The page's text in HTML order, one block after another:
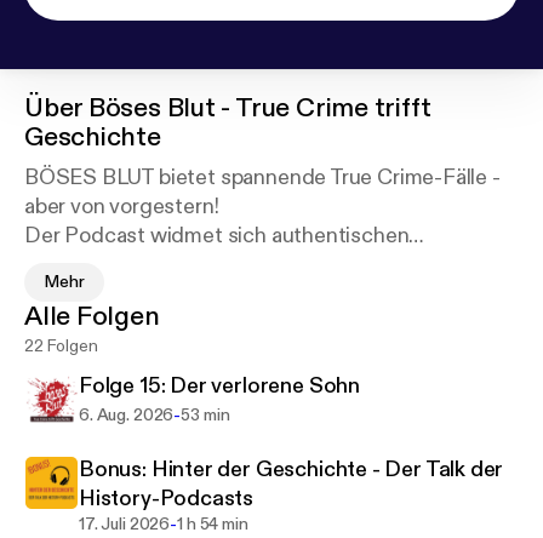
Über Böses Blut - True Crime trifft
Geschichte
BÖSES BLUT bietet spannende True Crime-Fälle -
aber von vorgestern!
Der Podcast widmet sich authentischen
Jahrhundert im deutschen Rechtsraum ereignet
haben. Dabei geht es nicht nur um die Taten selbst,
sondern auch um die Biografien der Beteiligten und
die Lebenswirklichkeit ihrer Zeit. Zudem blickt der
Podcast auf die historische Entwicklung der
Strafvollzugs.
Mehr
Alle Folgen
22 Folgen
Folge 15: Der verlorene Sohn
6. Aug. 2026-53 min
Bonus: Hinter der Geschichte - Der Talk der
History-Podcasts
17. Juli 2026-1 h 54 min